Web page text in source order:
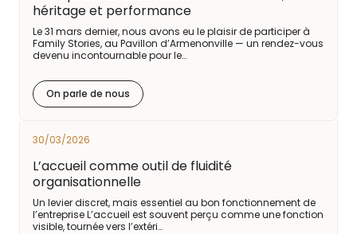
héritage et performance
Le 31 mars dernier, nous avons eu le plaisir de participer à
Family Stories, au Pavillon d’Armenonville — un rendez-vous
devenu incontournable pour le…
On parle de nous
30/03/2026
L’accueil comme outil de fluidité
organisationnelle
Un levier discret, mais essentiel au bon fonctionnement de
l’entreprise L’accueil est souvent perçu comme une fonction
visible, tournée vers l’extéri…